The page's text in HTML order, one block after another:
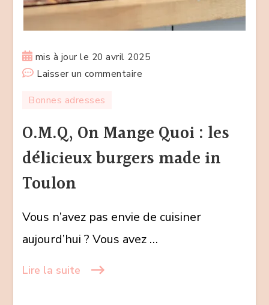
mis à jour le 20 avril 2025
Laisser un commentaire
Quoi
:
made
in
Bonnes adresses
O.M.Q, On Mange Quoi : les
délicieux burgers made in
Toulon
Vous n’avez pas envie de cuisiner
aujourd’hui ? Vous avez …
Lire la suite